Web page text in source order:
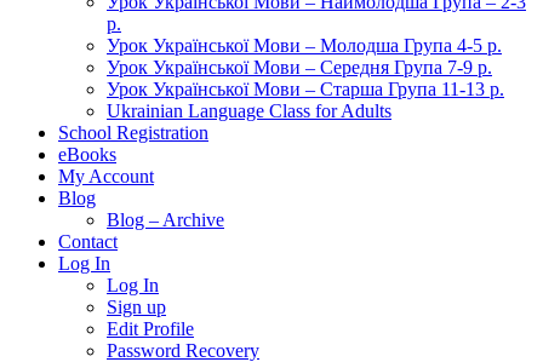
р.
Урок Української Мови – Молодша Група 4-5 р.
Урок Української Мови – Середня Група 7-9 р.
Урок Української Мови – Старша Група 11-13 р.
Ukrainian Language Class for Adults
School Registration
eBooks
My Account
Blog
Blog – Archive
Contact
Log In
Log In
Sign up
Edit Profile
Password Recovery